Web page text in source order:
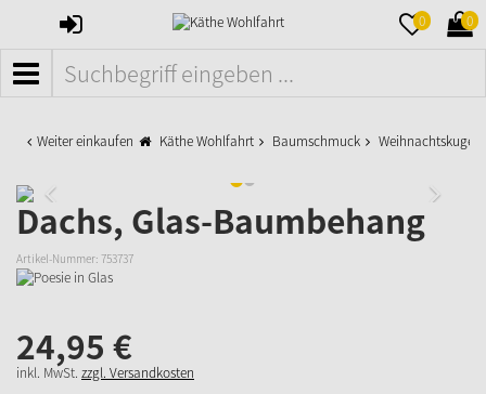
ANMELDEN 0 0
MENÜ
Weiter einkaufen Käthe Wohlfahrt Baumschmuck
Dachs, Glas-Baumbehang
Artikel-Nummer: 753737
24,95 €
inkl. MwSt. zzgl. Versandkosten